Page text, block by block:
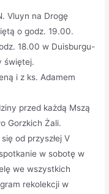
Vluyn na Drogę
o godz. 19.00.
18.00 w Duisburgu-
świętej.
i z ks. Adamem
przed każdą Mszą
Gorzkich Żali.
od przyszłej V
w sobotę w
we wszystkich
rekolekcji w